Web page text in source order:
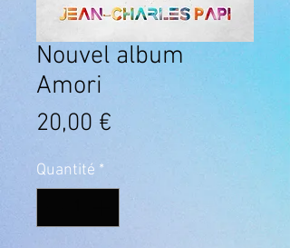
Nouvel album
Amori
20,00 €
Quantité *